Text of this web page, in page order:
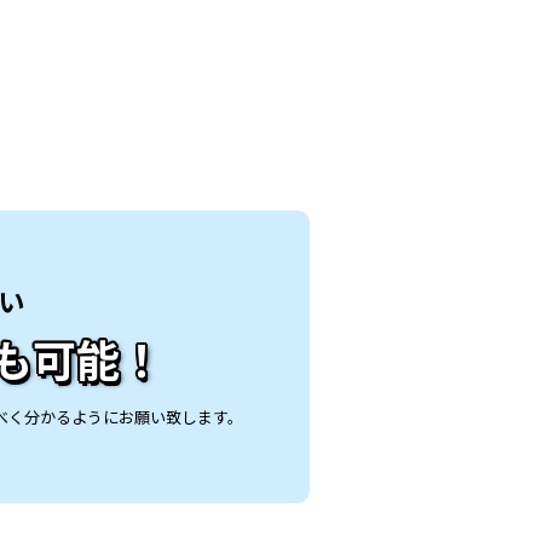
可能！
分かるようにお願い致します。